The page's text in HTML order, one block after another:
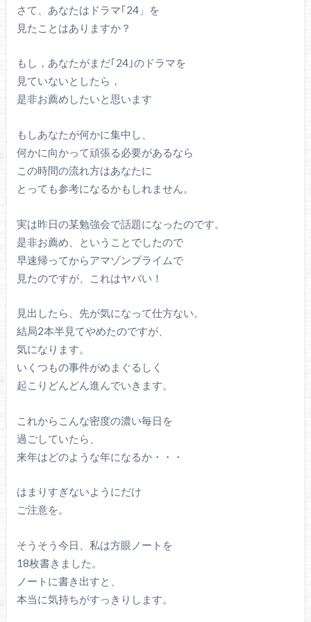
さて、あなたはドラマ｢24」を
見たことはありますか？
もし，あなたがまだ｢24｣のドラマを
見ていないとしたら，
是非お薦めしたいと思います
もしあなたが何かに集中し、
何かに向かって頑張る必要があるなら
この時間の流れ方はあなたに
とっても参考になるかもしれません。
実は昨日の某勉強会で話題になったのです。
是非お薦め、ということでしたので
早速帰ってからアマゾンプライムで
見たのですが、これはヤバい！
見出したら、先が気になって仕方ない。
結局2本半見てやめたのですが、
気になります。
いくつもの事件がめまぐるしく
起こりどんどん進んでいきます。
これからこんな密度の濃い毎日を
過ごしていたら、
来年はどのような年になるか・・・
はまりすぎないようにだけ
ご注意を。
そうそう今日、私は方眼ノートを
18枚書きました。
ノートに書き出すと、
本当に気持ちがすっきりします。